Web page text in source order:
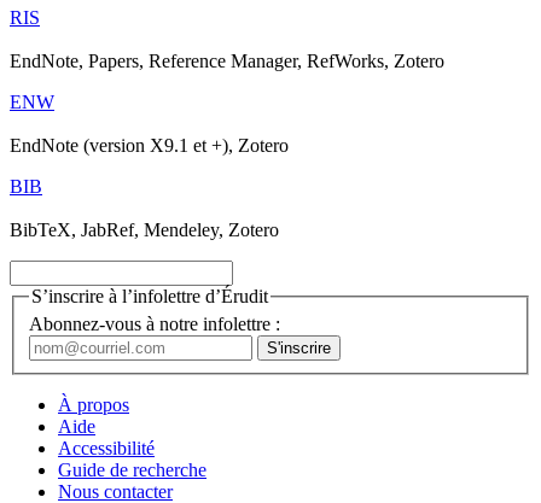
RIS
EndNote, Papers, Reference Manager, RefWorks, Zotero
ENW
EndNote (version X9.1 et +), Zotero
BIB
BibTeX, JabRef, Mendeley, Zotero
S’inscrire à l’infolettre d’Érudit
Abonnez-vous à notre infolettre :
À propos
Aide
Accessibilité
Guide de recherche
Nous contacter